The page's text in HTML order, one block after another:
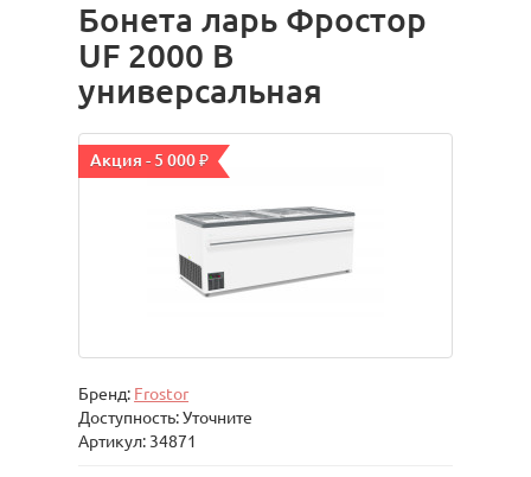
Бонета ларь Фростор
UF 2000 B
универсальная
Акция - 5 000 ₽
Бренд: Frostor
Доступность: Уточните
Артикул: 34871